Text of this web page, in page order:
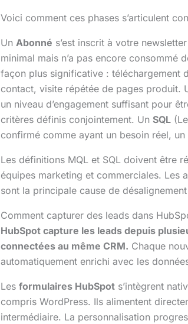
Voici comment ces phases s’articulent
Un Abonné s’est inscrit à votre
minimal mais n’a pas encore consommé
façon plus significative : téléchargement
contact, visite répétée de pages produit.
un niveau d’engagement suffisant pour
critères définis conjointement. Un SQL
confirmé comme ayant un besoin réel,
Les définitions MQL et SQL doivent être
équipes marketing et commerciales. Les
sont la principale cause de
Comment capturer des leads dans
HubSpot capture les leads depuis
connectées au même CRM. Chaque
automatiquement enrichi avec les
Les formulaires HubSpot s’intègrent
compris WordPress. Ils alimentent
intermédiaire. La personnalisation